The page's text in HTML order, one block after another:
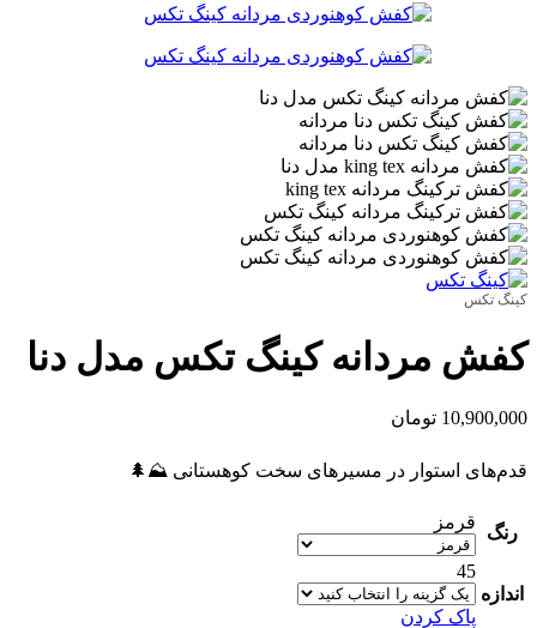
کینگ تکس
کفش مردانه کینگ تکس مدل دنا
10,900,000 تومان
قدم‌های استوار در مسیرهای سخت کوهستانی ⛰️🌲
رنگ
قرمز
اندازه
45
پاک کردن